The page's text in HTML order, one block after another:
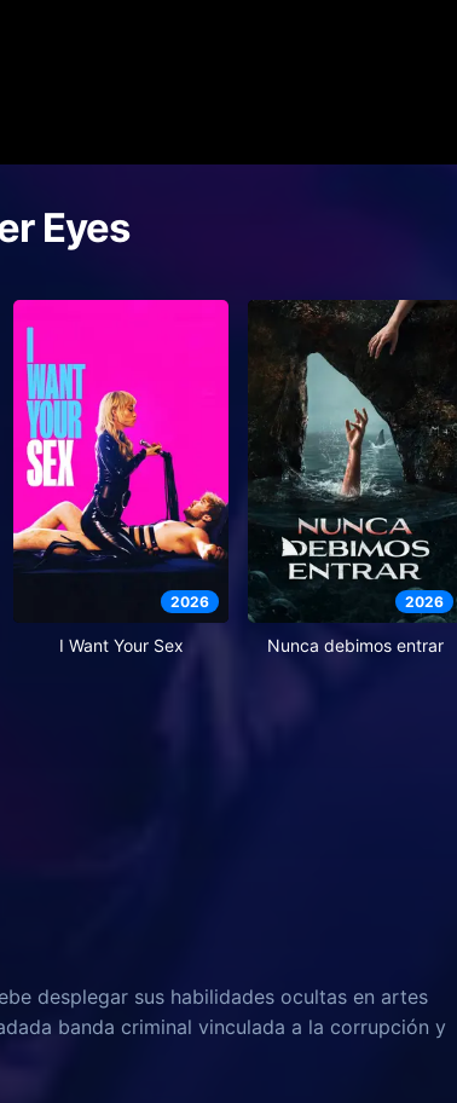
Eyes
2026
I Want Your Sex
2026
Nunca debimos entrar
desplegar sus habilidades ocultas en artes
banda criminal vinculada a la corrupción y